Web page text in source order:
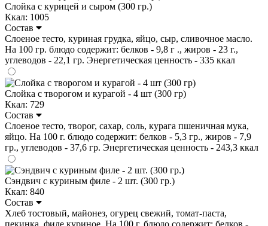
Слойка с курицей и сыром (300 гр.)
Ккал: 1005
Состав
Слоеное тесто, куриная грудка, яйцо, сыр, сливочное масло.
На 100 гр. блюдо содержит: белков - 9,8 г ., жиров - 23 г.,
углеводов - 22,1 гр. Энергетическая ценность - 335 ккал
Слойка с творогом и курагой - 4 шт (300 гр)
Ккал: 729
Состав
Слоеное тесто, творог, сахар, соль, курага пшеничная мука,
яйцо. На 100 г. блюдо содержит: белков - 5,3 гр., жиров - 7,9
гр., углеводов - 37,6 гр. Энергетическая ценность - 243,3 ккал
Сэндвич с куриным филе - 2 шт. (300 гр.)
Ккал: 840
Состав
Хлеб тостовый, майонез, огурец свежий, томат-паста,
пекинка, филе куриное. На 100 г. блюдо содержит: белков -